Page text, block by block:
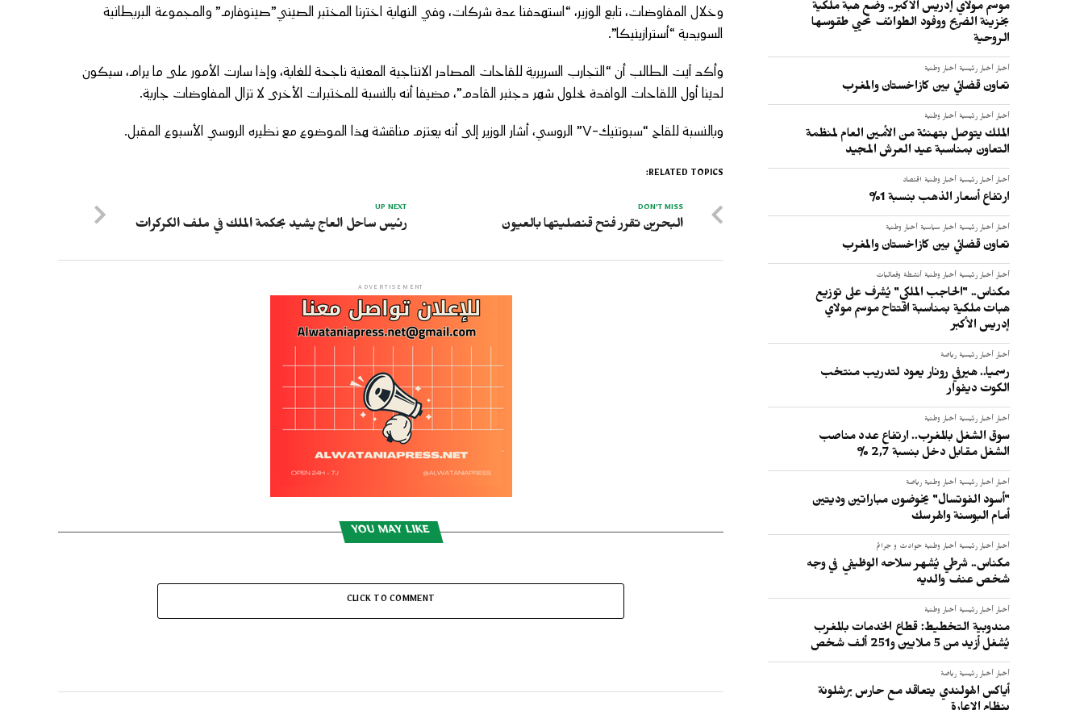
موسم مولاي إدريس الأكبر.. وضع هبة ملكية
بخزينة الضريح ووفود الطوائف تحيي طقوسها
الروحية
أخبار أخبار رئيسية أخبار وطنية
تعاون قضائي بين كازاخستان والمغرب
أخبار أخبار رئيسية أخبار وطنية
الملك يتوصل بتهنئة من الأمين العام لمنظمة
التعاون بمناسبة عيد العرش المجيد
أخبار أخبار رئيسية أخبار وطنية اقتصاد
ارتفاع أسعار الذهب بنسبة 1%
أخبار أخبار رئيسية أخبار سياسية أخبار وطنية
تعاون قضائي بين كازاخستان والمغرب
أخبار أخبار رئيسية أخبار وطنية أنشطة وفعاليات
مكناس.. "الحاجب الملكي" يُشرف على توزيع
هبات ملكية بمناسبة افتتاح موسم مولاي
إدريس الأكبر
أخبار أخبار رئيسية رياضة
رسميا.. هيرفي رونار يعود لتدريب منتخب
الكوت ديفوار
أخبار أخبار رئيسية أخبار وطنية
سوق الشغل بالمغرب.. ارتفاع عدد مناصب
الشغل مقابل دخل بنسبة 2,7 %
أخبار أخبار رئيسية أخبار وطنية رياضة
"أسود الفوتسال" يخوضون مباراتين وديتين
أمام البوسنة والهرسك
أخبار أخبار رئيسية أخبار وطنية حوادث و جرائم
مكناس.. شرطي يُشهر سلاحه الوظيفي في وجه
شخص عنف والديه
أخبار أخبار رئيسية أخبار وطنية
مندوبية التخطيط: قطاع الخدمات بالمغرب
يُشغل أزيد من 5 ملايين و251 ألف شخص
أخبار أخبار رئيسية رياضة
أياكس الهولندي يتعاقد مع حارس برشلونة
وخلال المفاوضات، تابع الوزير، “استهدفنا عدة شركات، وفي النهاية اخترنا المختبر الصيني”صينوفارم” والمجموعة البريطانية
السويدية “أسترازينيكا”.
وأكد آيت الطالب أن “التجارب السريرية للقاحات المصادر الانتاجية المعنية ناجحة للغاية، وإذا سارت الأمور على ما يرام، سيكون
لدينا أول اللقاحات الوافدة بحلول شهر دجنبر القادم”، مضيفا أنه بالنسبة للمختبرات الأخرى لا تزال المفاوضات جارية.
وبالنسبة للقاح “سبوتنيك-V” الروسي، أشار الوزير إلى أنه يعتزم مناقشة هذا الموضوع مع نظيره الروسي الأسبوع المقبل.
RELATED TOPICS:
UP NEXT
رئيس ساحل العاج يشيد بحكمة الملك في ملف الكركرات
DON'T MISS
البحرين تقرر فتح قنصليتها بالعيون
ADVERTISEMENT
YOU MAY LIKE
CLICK TO COMMENT